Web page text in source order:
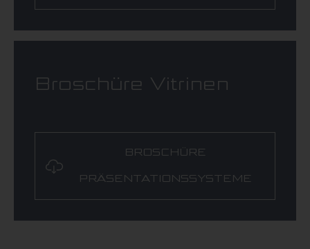
Broschüre Vitrinen
BROSCHÜRE
PRÄSENTATIONSSYSTEME